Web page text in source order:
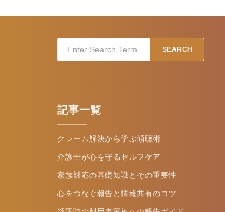
for:
SEARCH
記事一覧
クレーム解決から学ぶ傾聴術
介護士が心を守るセルフケア
家族対応の基礎知識とその重要性
心をつなぐ報告と情報共有のコツ